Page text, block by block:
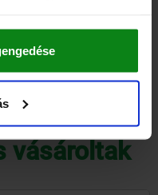
vásároltak